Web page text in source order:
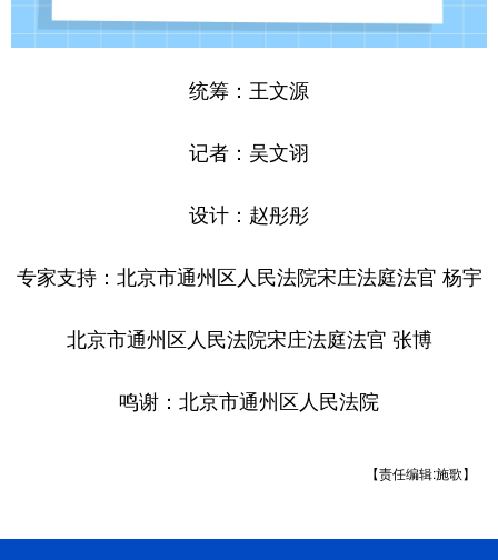
统筹：王文源
记者：吴文诩
设计：赵彤彤
专家支持：北京市通州区人民法院宋庄法庭法官 杨宇
北京市通州区人民法院宋庄法庭法官 张博
鸣谢：北京市通州区人民法院
【责任编辑:施歌】